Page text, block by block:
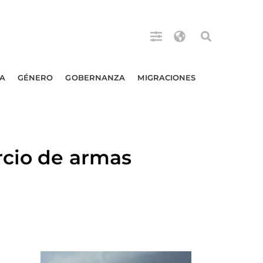
GÉNERO GOBERNANZA MIGRACIONES
de armas